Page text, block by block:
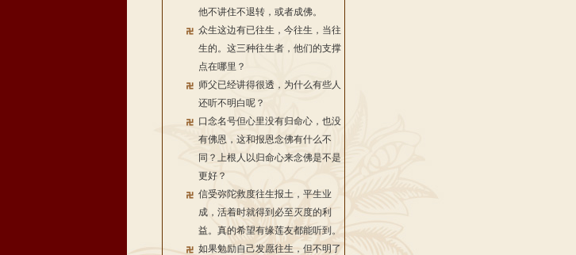
他不讲住不退转，或者成佛。
众生这边有已往生，今往生，当往
生的。这三种往生者，他们的支撑
点在哪里？
师父已经讲得很透，为什么有些人
还听不明白呢？
口念名号但心里没有归命心，也没
有佛恩，这和报恩念佛有什么不
同？上根人以归命心来念佛是不是
更好？
信受弥陀救度往生报土，平生业
成，活着时就得到必至灭度的利
益。真的希望有缘莲友都能听到。
如果勉励自己发愿往生，但不明了